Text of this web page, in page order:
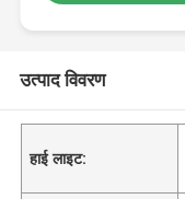
उत्पाद विवरण
हाई लाइट: